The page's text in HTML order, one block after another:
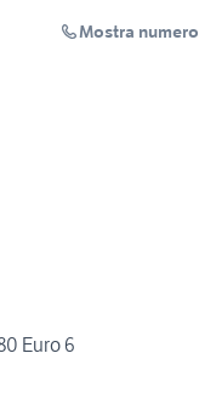
Mostra numero
Euro 6